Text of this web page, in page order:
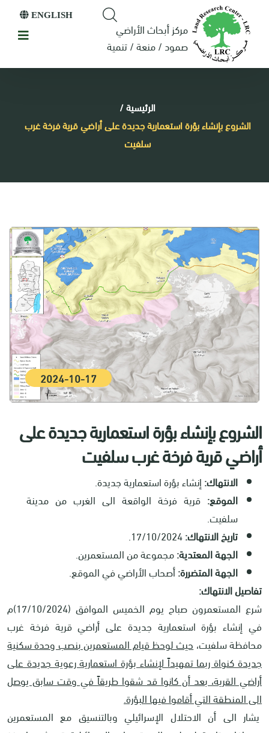
مركز أبحاث الأراضي
صمود / منعة / تنمية
ENGLISH
الرئيسية/
الشروع بإنشاء بؤرة استعمارية جديدة على أراضي قرية فرخة غرب
سلفيت
2024-10-17
الشروع بإنشاء بؤرة استعمارية جديدة على
أراضي قرية فرخة غرب سلفيت
الانتهاك:إنشاء بؤرة استعمارية جديدة.
الموقع: قرية فرخة الواقعة الى الغرب من مدينة
سلفيت.
تاريخ الانتهاك:17/10/2024.
الجهة المعتدية:مجموعة من المستعمرين.
الجهة المتضررة:أصحاب الأراضي في الموقع.
تفاصيل الانتهاك:
شرع المستعمرون صباح يوم الخميس الموافق (17/10/2024)م
في إنشاء بؤرة استعمارية جديدة على أراضي قرية فرخة غرب
محافظة سلفيت، حيث لوحظ قيام المستعمرين بنصب وحدة سكنية
جديدة كنواة ربما تمهيداً لإنشاء بؤرة استعمارية رعوية جديدة على
أراضي القرية، بعد أن كانوا قد شقوا طريقاً في وقت سابق يوصل
الى المنطقة التي أقاموا فيها البؤرة.
يشار الى أن الاحتلال الإسرائيلي وبالتنسيق مع المستعمرين